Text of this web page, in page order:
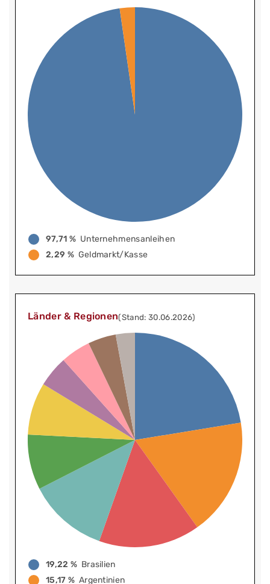
97,71 % Unternehmensanleihen
2,29 % Geldmarkt/Kasse
Länder & Regionen(Stand: 30.06.2026)
19,22 % Brasilien
15,17 % Argentinien